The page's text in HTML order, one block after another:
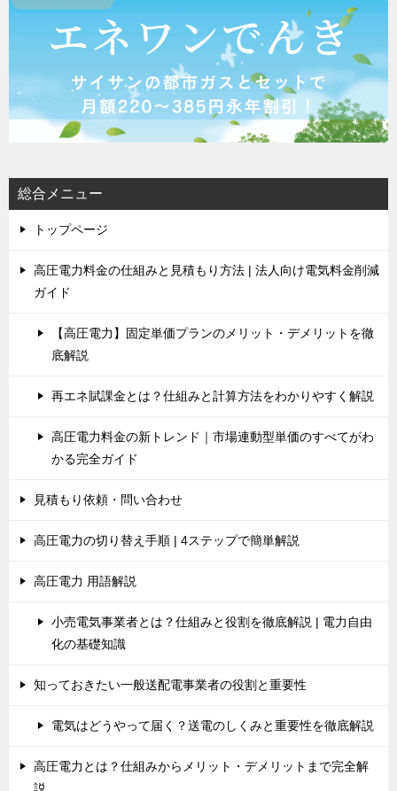
総合メニュー
トップページ
高圧電力料金の仕組みと見積もり方法 | 法人向け電気料金削減
ガイド
【高圧電力】固定単価プランのメリット・デメリットを徹
底解説
再エネ賦課金とは？仕組みと計算方法をわかりやすく解説
高圧電力料金の新トレンド｜市場連動型単価のすべてがわ
かる完全ガイド
見積もり依頼・問い合わせ
高圧電力の切り替え手順 | 4ステップで簡単解説
高圧電力 用語解説
小売電気事業者とは？仕組みと役割を徹底解説 | 電力自由
化の基礎知識
知っておきたい一般送配電事業者の役割と重要性
電気はどうやって届く？送電のしくみと重要性を徹底解説
高圧電力とは？仕組みからメリット・デメリットまで完全解